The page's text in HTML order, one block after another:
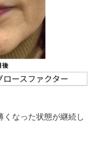
くなった状態が継続し